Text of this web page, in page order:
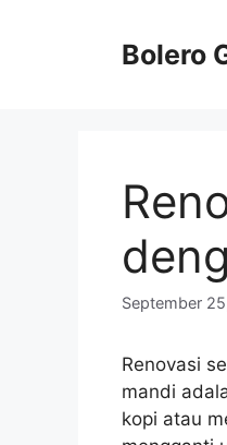
Bolero
September
Renovasi
mandi
kopi atau